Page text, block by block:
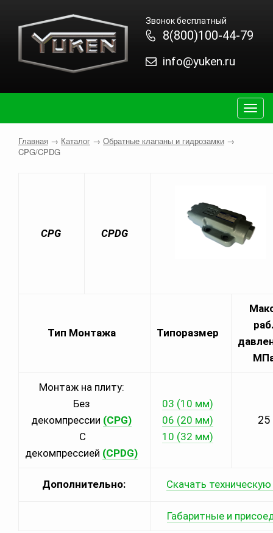
Звонок бесплатный
8(800)100-44-79
info@yuken.ru
Главная → Каталог → Обратные клапаны и гидрозамки →
CPG/CPDG
CPG CPDG
Тип Монтажа Типоразмер
Монтаж на плиту:
Без
декомпрессии (CPG)
С
декомпрессией (CPDG)
03 (10 мм)
06 (20 мм)
10 (32 мм)
25
Дополнительно: Скачать
Габаритные и